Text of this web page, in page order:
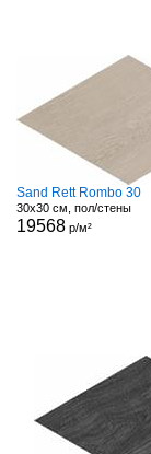
Sand Rett Rombo 30
30x30 см, пол/стены
19568 р/м²